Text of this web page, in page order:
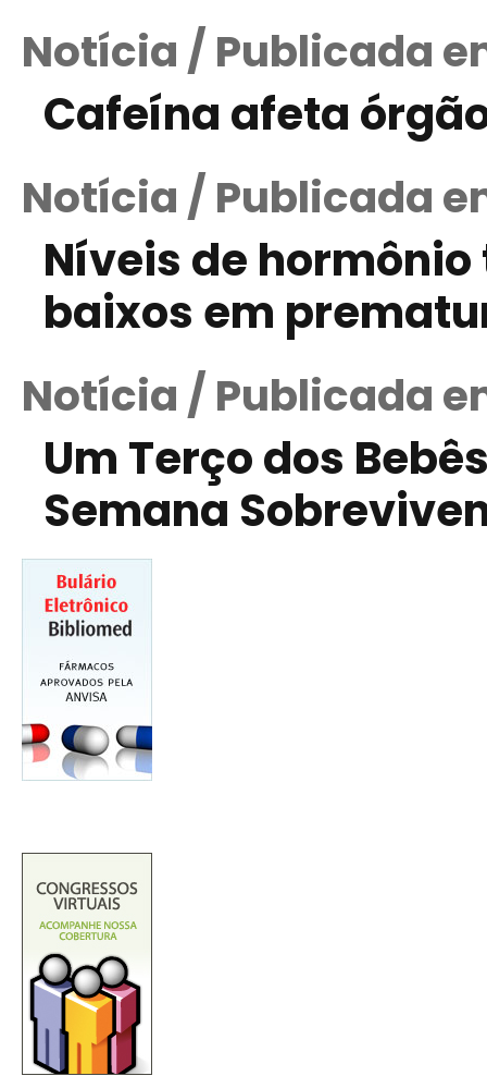
Notícia / Publicada
Cafeína afeta
Notícia / Publicada
Níveis de
baixos em
Notícia / Publicada
Um Terço dos
Semana